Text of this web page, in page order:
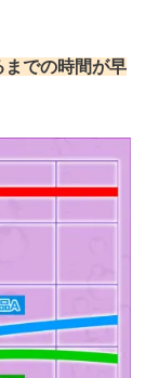
での時間が早